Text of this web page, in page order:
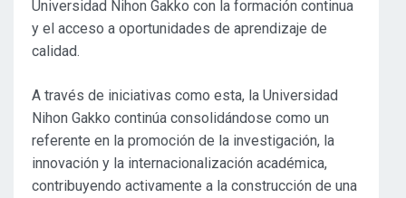
Universidad Nihon Gakko con la formación continua
y el acceso a oportunidades de aprendizaje de
calidad.
A través de iniciativas como esta, la Universidad
Nihon Gakko continúa consolidándose como un
referente en la promoción de la investigación, la
innovación y la internacionalización académica,
contribuyendo activamente a la construcción de una